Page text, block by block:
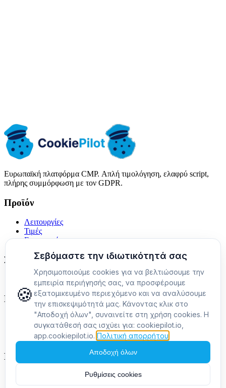
Επικοινωνήστε μαζί μας Δοκιμάστε δωρεάν
Ευρωπαϊκή πλατφόρμα CMP. Απλή τιμολόγηση, ελαφρύ script,
πλήρης συμμόρφωση με τον GDPR.
Προϊόν
Λειτουργίες
Τιμές
Ενσωματώσεις
Συγκρίσεις
Εναλλακτική του Cookiebot
Εταιρεία
Σχετικά με εμάς
Επικοινωνία
Blog
Νομικά
Πολιτική απορρήτου
Όροι χρήσης